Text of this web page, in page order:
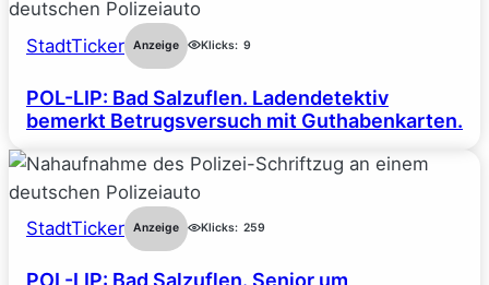
StadtTicker Anzeige Klicks: 9
POL-LIP: Bad Salzuflen. Ladendetektiv
bemerkt Betrugsversuch mit Guthabenkarten.
StadtTicker Anzeige Klicks: 259
POL-LIP: Bad Salzuflen. Senior um